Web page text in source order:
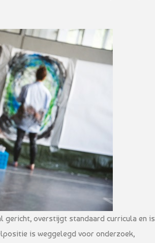
overstijgt standaard curricula en is
is weggelegd voor onderzoek,